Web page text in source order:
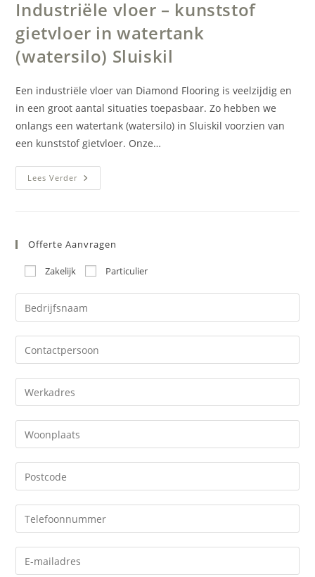
Industriële vloer – kunststof
gietvloer in watertank
(watersilo) Sluiskil
Een industriële vloer van Diamond Flooring is veelzijdig en
in een groot aantal situaties toepasbaar. Zo hebben we
onlangs een watertank (watersilo) in Sluiskil voorzien van
een kunststof gietvloer. Onze…
Lees VerderIndustriële
Vloer
(watersilo)
Offerte Aanvragen
Zakelijk Particulier